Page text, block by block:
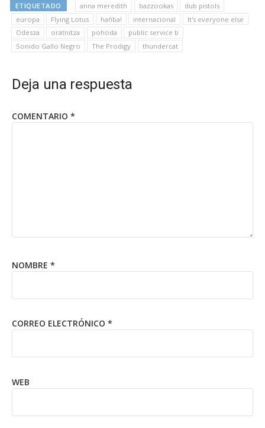
ETIQUETADO anna meredith bazzookas
dub pistols
europa
Flying Lotus hańba! internacional
It's everyone else
Odesza
oratnitza pohoda
public service b
Sonido Gallo Negro
The Prodigy thundercat
Deja una respuesta
COMENTARIO *
NOMBRE *
CORREO ELECTRÓNICO *
WEB